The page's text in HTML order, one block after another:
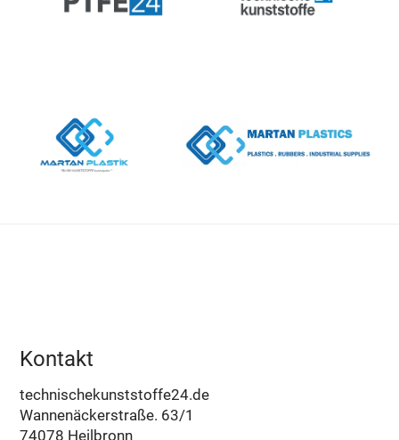
Kontakt
technischekunststoffe24.de
Wannenäckerstraße. 63/1
74078 Heilbronn